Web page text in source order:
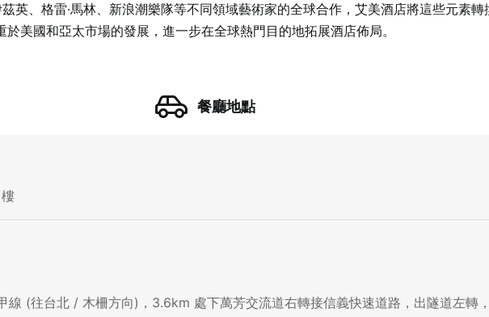
英、格雷·馬林、新浪潮樂隊等不同領域藝術家的全球合作，艾美酒店將這些元素
美國和亞太市場的發展，進一步在全球熱門目的地拓展酒店佈局。
餐廳地點
線 (往台北 / 木柵方向)，3.6km 處下萬芳交流道右轉接信義快速道路，出隧道左轉